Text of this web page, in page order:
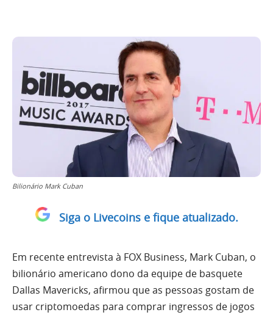
Bilionário Mark Cuban
Siga o Livecoins e fique atualizado.
Em recente entrevista à FOX Business, Mark Cuban, o
bilionário americano dono da equipe de basquete
Dallas Mavericks, afirmou que as pessoas gostam de
usar criptomoedas para comprar ingressos de jogos